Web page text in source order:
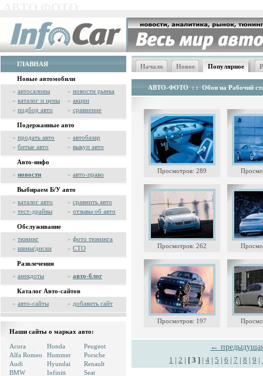
ГЛАВНАЯ
Новые автомобили
» автосалоны » новости рынка
» каталог и цены » акции
» подбор авто » сравнение
Подержанные авто
» продать авто » автобазар
» битые авто » выкуп авто
Авто-инфо
» новости » авто-право
Выбираем Б/У авто
» каталог авто » сравнить авто
» тест-драйвы » отзывы об авто
Обслуживание
» тюнинг » фото тюнинга
» шины/диски » СТО
Развлечения
» анекдоты » авто-блог
Каталог Авто-сайтов
» авто-сайты » добавить сайт
Наши сайты о марках авто:
Acura
Alfa Romeo
Audi
BMW
Honda
Hummer
Hyundai
Infiniti
Peugeot
Porsche
Renault
Seat
Начало Новое Популярное
АВТО-ФОТО : : Обои на Рабочий
Просмотров: 289
Просмотров: 262
Просмотров: 197
←
1 | 2 | [ 3 ] | 4 | 5 | 6 | 7 | 8 | 9 |